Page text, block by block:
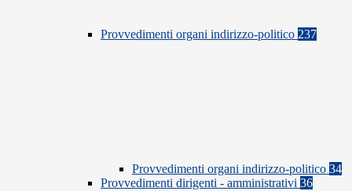
Provvedimenti organi indirizzo-politico 237
Provvedimenti organi indirizzo-politico 34
Provvedimenti dirigenti - amministrativi 36